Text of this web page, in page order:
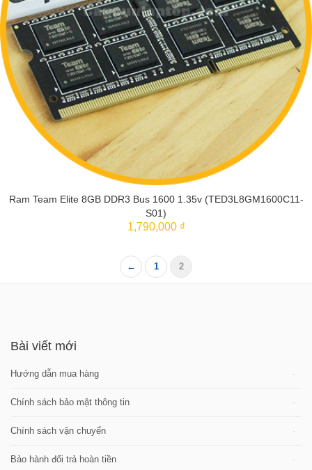
THÊM VÀO GIỎ
Ram Team Elite 8GB DDR3 Bus 1600 1.35v (TED3L8GM1600C11-
S01)
1,790,000 ₫
← 1 2
Bài viết mới
Hướng dẫn mua hàng
Chính sách bảo mật thông tin
Chính sách vận chuyển
Bảo hành đổi trả hoàn tiền